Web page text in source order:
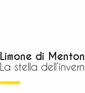
Limone di
La stella